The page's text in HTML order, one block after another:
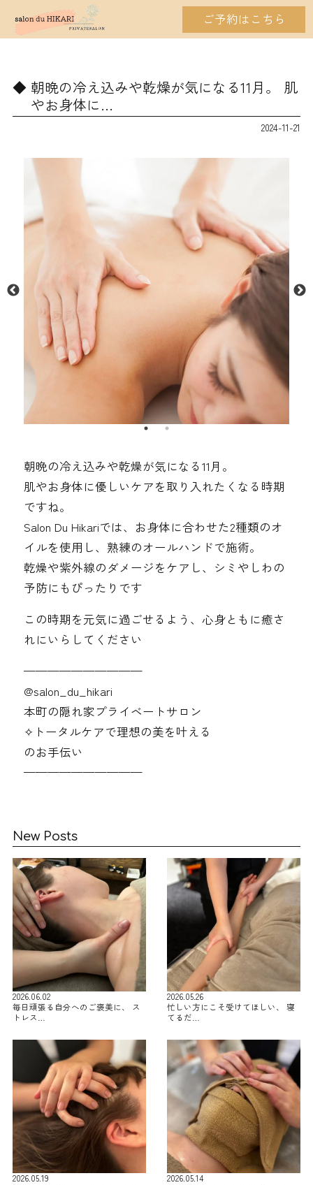
ご予約はこちら
朝晩の冷え込みや乾燥が気になる11月。 肌
やお身体に…
2024-11-21
朝晩の冷え込みや乾燥が気になる11月。
肌やお身体に優しいケアを取り入れたくなる時期
ですね。
Salon Du Hikariでは、お身体に合わせた2種類のオ
イルを使用し、熟練のオールハンドで施術。
乾燥や紫外線のダメージをケアし、シミやしわの
予防にもぴったりです
この時期を元気に過ごせるよう、心身ともに癒さ
れにいらしてください
——————————
@‌salon_du_hikari
本町の隠れ家プライベートサロン
✧︎トータルケアで理想の美を叶える
のお手伝い
——————————
New Posts
2026.06.02
毎日頑張る自分へのご褒美に、 ス
トレス…
2026.05.26
忙しい方にこそ受けてほしい、 寝
てるだ…
2026.05.19
2026.05.14